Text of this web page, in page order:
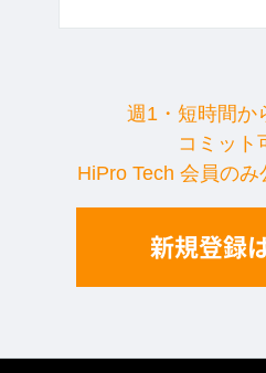
週1・短時間か
コミット
HiPro Tech 会員のみ
新規登録